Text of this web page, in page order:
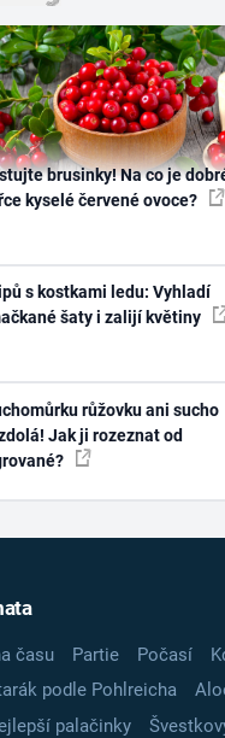
brusinky! Na co je
kyselé červené ovoce?
s kostkami ledu: Vyhladí
šaty i zalijí květiny
růžovku ani sucho
Jak ji rozeznat od
času Partie Počasí
podle Pohlreicha
palačinky